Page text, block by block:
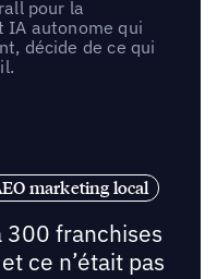
pour la
IA autonome qui
décide de ce qui
marketing local
300 franchises
ce n’était pas